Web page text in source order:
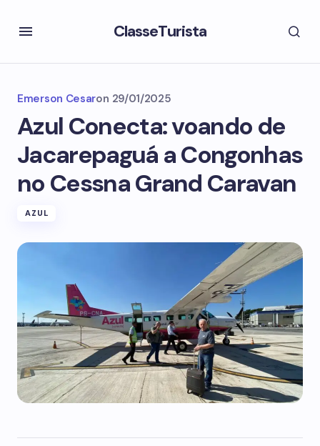
ClasseTurista
Emerson Cesaron 29/01/2025
Azul Conecta: voando de
Jacarepaguá a Congonhas
no Cessna Grand Caravan
AZUL